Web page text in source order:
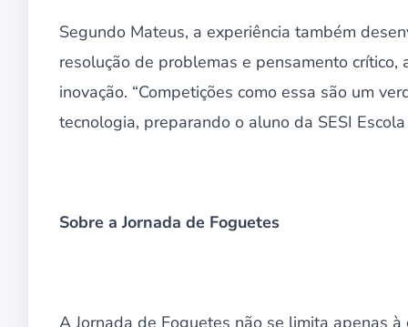
Segundo Mateus, a experiência também
resolução de problemas e pensamento
inovação. “Competições como essa são um
tecnologia, preparando o aluno da SESI
Sobre a Jornada de Foguetes
A Jornada de Foguetes não se limita apenas